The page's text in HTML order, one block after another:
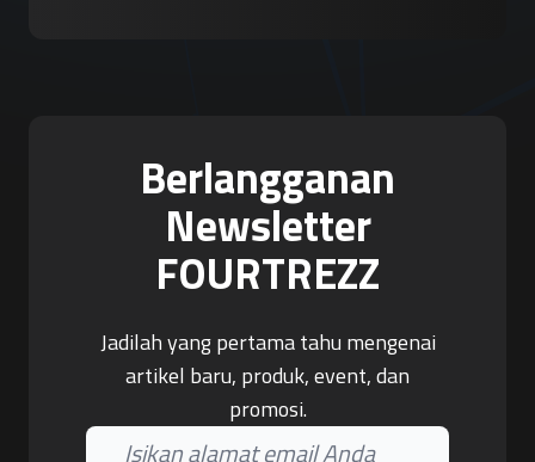
Berlangganan
Newsletter
FOURTREZZ
Jadilah yang pertama tahu mengenai
artikel baru, produk, event, dan
promosi.